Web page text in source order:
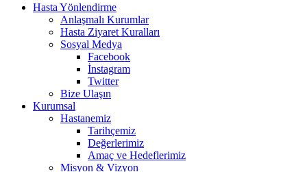
Hasta Yönlendirme
Anlaşmalı Kurumlar
Hasta Ziyaret Kuralları
Sosyal Medya
Facebook
İnstagram
Twitter
Bize Ulaşın
Kurumsal
Hastanemiz
Tarihçemiz
Değerlerimiz
Amaç ve Hedeflerimiz
Misyon & Vizyon